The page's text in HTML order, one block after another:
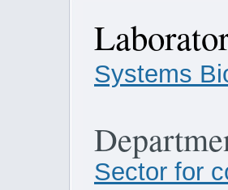
Systems
Sector for